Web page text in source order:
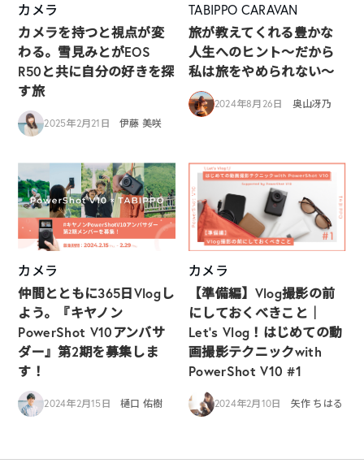
カメラ
カメラを持つと視点が変
わる。雪見みとがEOS
R50と共に自分の好きを探
す旅
2025年2月21日 伊藤 美咲
TABIPPO CARAVAN
旅が教えてくれる豊かな
人生へのヒント〜だから
私は旅をやめられない〜
2024年8月26日 奥山冴乃
カメラ
仲間とともに365日Vlogし
よう。『キヤノン
PowerShot V10アンバサ
ダー』第2期を募集しま
す！
2024年2月15日 樋口 佑樹
カメラ
【準備編】Vlog撮影の前
にしておくべきこと｜
Let’s Vlog！はじめての動
画撮影テクニックwith
PowerShot V10 #1
2024年2月10日 矢作 ちはる